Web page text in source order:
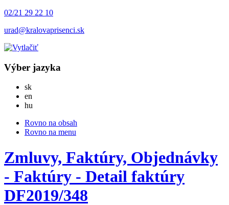
02/21 29 22 10
urad@kralovaprisenci.sk
Výber jazyka
skSlovensky
en
hu
Rovno na obsah
Rovno na menu
Zmluvy, Faktúry, Objednávky
- Faktúry - Detail faktúry
DF2019/348